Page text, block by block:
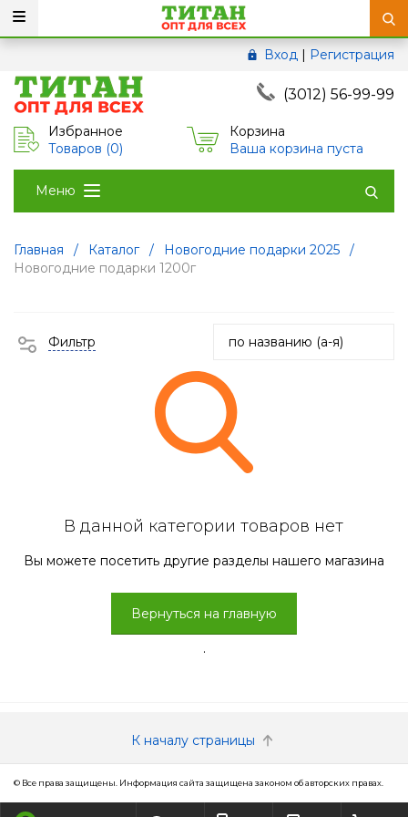
Вход | Регистрация
(3012) 56-99-99
Избранное
Товаров (0)
Корзина
Ваша корзина пуста
Меню
Главная / Каталог / Новогодние подарки 2025
/
Новогодние подарки 1200г
Фильтр
В данной категории товаров нет
Вы можете посетить другие разделы нашего магазина
Вернуться на главную
.
К началу страницы
© Все права защищены. Информация сайта защищена законом об авторских правах.